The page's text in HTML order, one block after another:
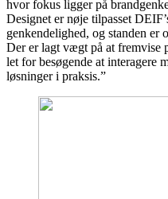
hvor fokus ligger på
Designet er nøje tilpasset
genkendelighed, og standen er
Der er lagt vægt på at fremvise
let for besøgende at interagere
løsninger i praksis.”